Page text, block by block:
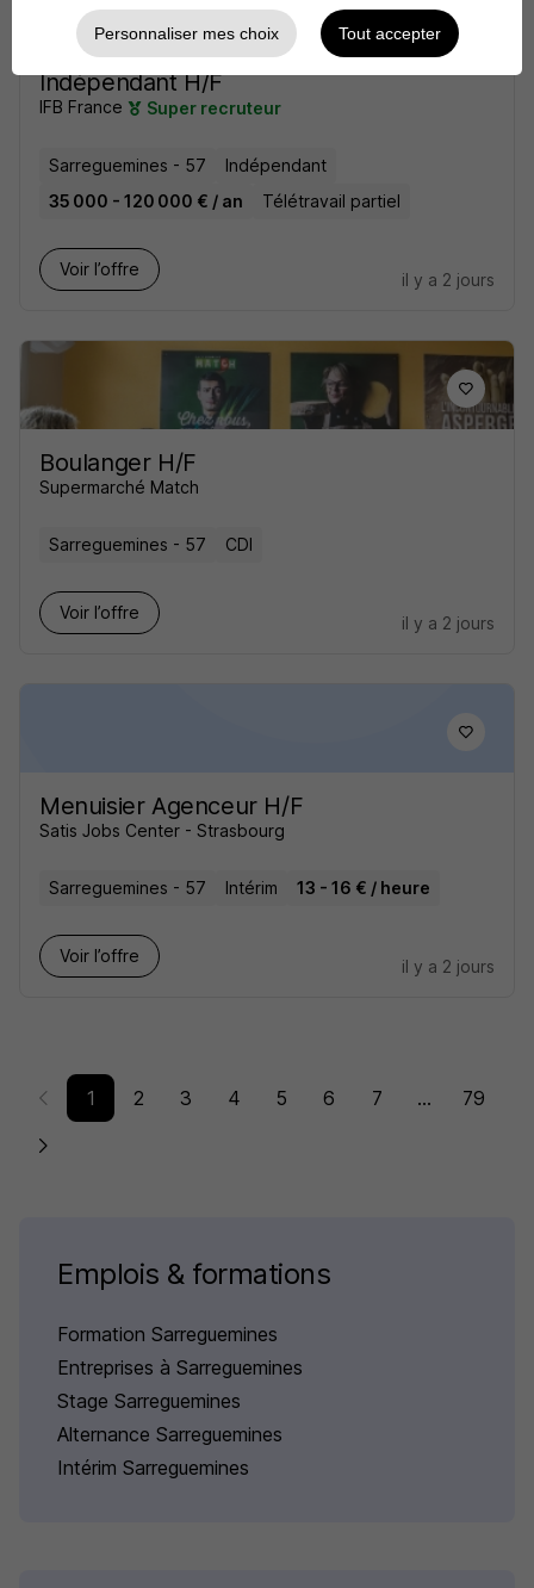
Conseiller en Gestion de Patrimoine
Indépendant H/F
IFB France Super recruteur
Sarreguemines - 57
Indépendant
35 000 - 120 000 € / an
Télétravail partiel
Voir l’offre
il y a 2 jours
Boulanger H/F
Supermarché Match
Sarreguemines - 57 CDI
Voir l’offre
il y a 2 jours
Menuisier Agenceur H/F
Satis Jobs Center - Strasbourg
Sarreguemines - 57 Intérim 13 - 16 € / heure
Voir l’offre
il y a 2 jours
1 2 3 4 5 6 7 ... 79
Emplois & formations
Formation Sarreguemines
Entreprises à Sarreguemines
Stage Sarreguemines
Alternance Sarreguemines
Intérim Sarreguemines
Personnaliser mes choix Tout accepter